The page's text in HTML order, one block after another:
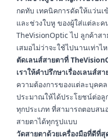
กดทับ เทคนิคการดัดให้แว่น
และช่วงใบหู ของผู้ใส่แต่ละ
TheVisionOptic ไป ลูกค้าส
เสมอไม่ว่าจะใช้ไปนานเท่าไ
ตัดเลนส์สายตาที่
เราให้คำปรึกษาเรื่องเลนส์สา
ความต้องการของแต่ละบุคค
ประมาณให้ได้ประโยชน์ต่อลู
ทุกประเภท ที่สามารถตอบสน
สายตาได้ทุกรูปแบบ
วัดสายตาด้วยเครื่องมือที่ดีที่